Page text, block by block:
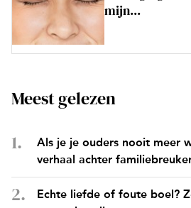
mijn...
Meest gelezen
Als je je ouders nooit meer
verhaal achter
Echte liefde of foute boel?